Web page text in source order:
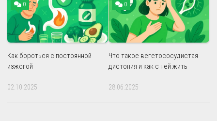
0
Как бороться с постоянной
изжогой
02.10.2025
0
Что такое вегетососудистая
дистония и как с ней жить
28.06.2025